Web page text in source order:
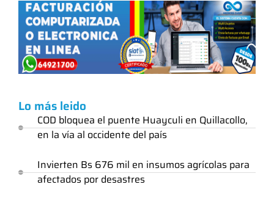
Lo más leido
COD bloquea el puente Huayculi en Quillacollo,
en la vía al occidente del país
Invierten Bs 676 mil en insumos agrícolas para
afectados por desastres